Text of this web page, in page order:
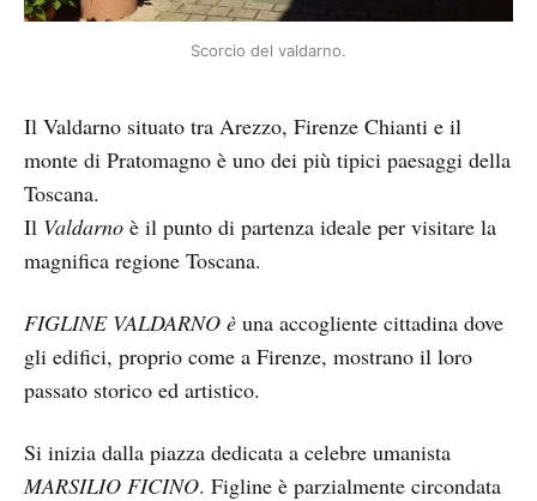
Scorcio del valdarno.
Il Valdarno situato tra Arezzo, Firenze Chianti e il
monte di Pratomagno è uno dei più tipici paesaggi della
Toscana.
Il Valdarno è il punto di partenza ideale per visitare la
magnifica regione Toscana.
FIGLINE VALDARNO è una accogliente cittadina dove
gli edifici, proprio come a Firenze, mostrano il loro
passato storico ed artistico.
Si inizia dalla piazza dedicata a celebre umanista
MARSILIO FICINO. Figline è parzialmente circondata